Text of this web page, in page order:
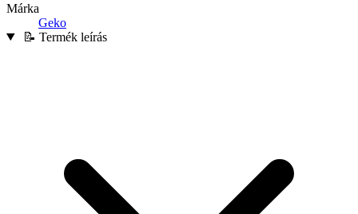
Márka
Geko
📝 Termék leírás